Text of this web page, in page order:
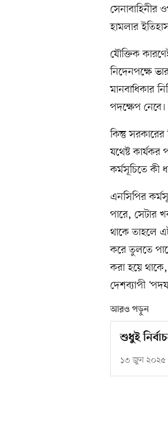
সেনাবাহিনীর
হামলার
যৌক্তিক
নিদেনপক্ষে
মানবাধিকার
পদক্ষেপ নেবে।
কিন্তু
যথেষ্ট
কর্মসূচিতে কী
এনসিপির
পারে, সেটার
থাকে তাহলে
করে তুলতে
করা হয়ে
দেশব্যাপী
আরও পড়ুন
শুধুই
১৩ জুন ২০২৫